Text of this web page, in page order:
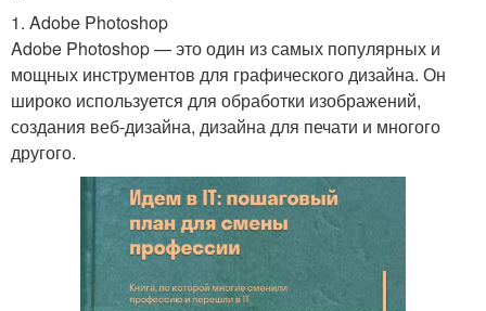
1. Adobe Photoshop
Adobe Photoshop — это один из самых популярных и
мощных инструментов для графического дизайна. Он
широко используется для обработки изображений,
создания веб-дизайна, дизайна для печати и многого
другого.